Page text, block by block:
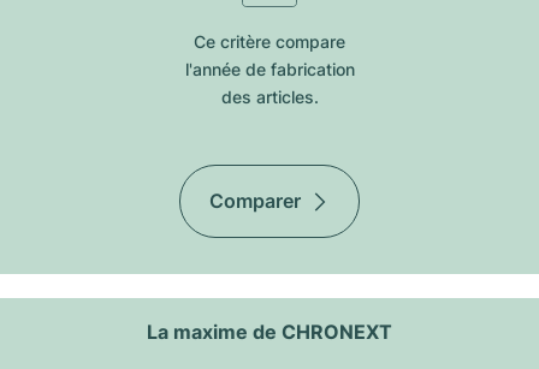
Ce critère compare
l'année de fabrication
des articles.
Comparer
La maxime de CHRONEXT